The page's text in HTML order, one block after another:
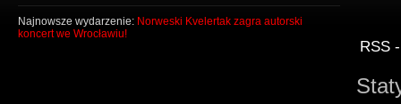
Najnowsze wydarzenie: Norweski Kvelertak zagra autorski
koncert we Wrocławiu!
RSS